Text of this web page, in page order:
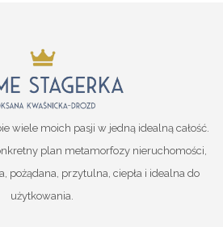
wiele moich pasji w jedną idealną całość.
plan metamorfozy nieruchomości,
pożądana, przytulna, ciepła i idealna do
użytkowania.